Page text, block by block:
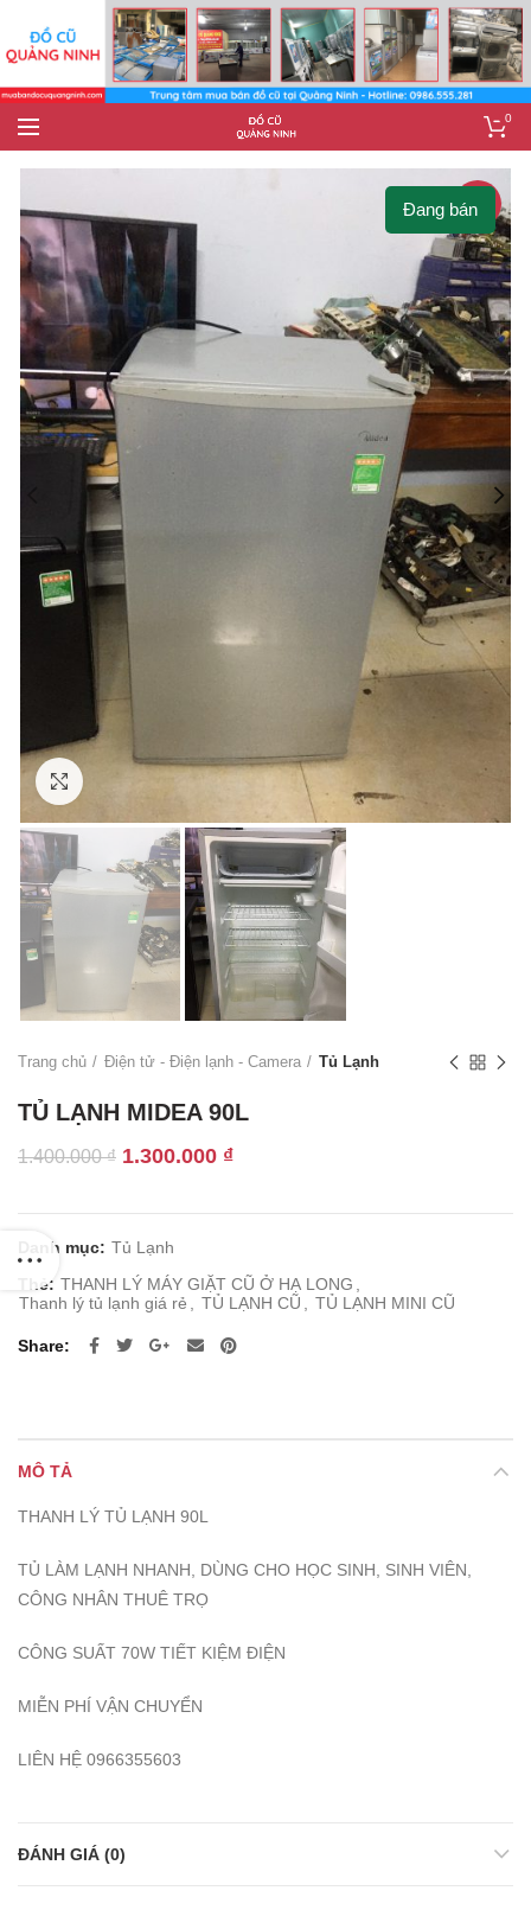
0
-7%
Click to enlarge
Đang bán
Trang chủ Điện tử - Điện lạnh - Camera Tủ Lạnh
TỦ LẠNH MIDEA 90L
1.400.000₫ Giá
1.300.000 ₫Giá
Danh mục: Tủ Lạnh
Thẻ: THANH LÝ MÁY GIẶT CŨ Ở HẠ LONG
Thanh lý tủ lạnh giá rẻ
TỦ LẠNH CŨ TỦ LẠNH MINI CŨ
Share
MÔ TẢ
THANH LÝ TỦ LẠNH 90L
TỦ LÀM LẠNH NHANH, DÙNG CHO HỌC SINH, SINH VIÊN,
CÔNG NHÂN THUÊ TRỌ
CÔNG SUẤT 70W TIẾT KIỆM ĐIỆN
MIỄN PHÍ VẬN CHUYỂN
LIÊN HỆ 0966355603
ĐÁNH GIÁ (0)